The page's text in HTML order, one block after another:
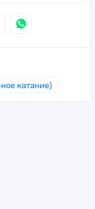
катание)